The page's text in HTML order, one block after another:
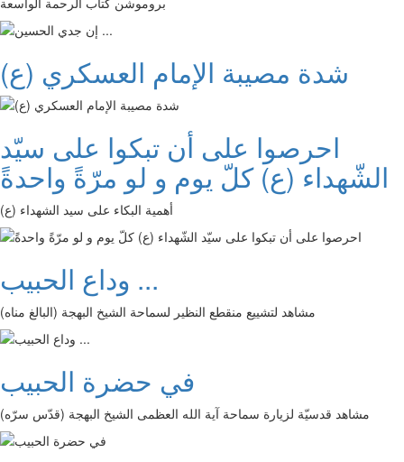
شدة مصيبة الإمام العسكري (ع)
احرصوا على أن تبكوا على سيّد
الشّهداء (ع) كلّ يوم و لو مرّةً واحدةً
أهمية البكاء على سيد الشهداء (ع)
وداع الحبيب ...
مشاهد لتشييع منقطع النظير لسماحة الشيخ البهجة (البالغ مناه)
في حضرة الحبيب
مشاهد قدسيّة لزيارة سماحة آية الله العظمى الشيخ البهجة (قدّس سرّه)